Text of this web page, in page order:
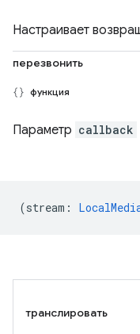
Настраивает
перезвонить
функция
Параметр callback
(stream :
транслировать